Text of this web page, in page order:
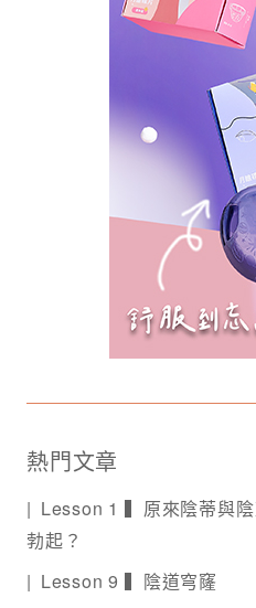
熱門文章
Lesson 1 ▍原來陰蒂與
勃起？
Lesson 9 ▍陰道穹窿